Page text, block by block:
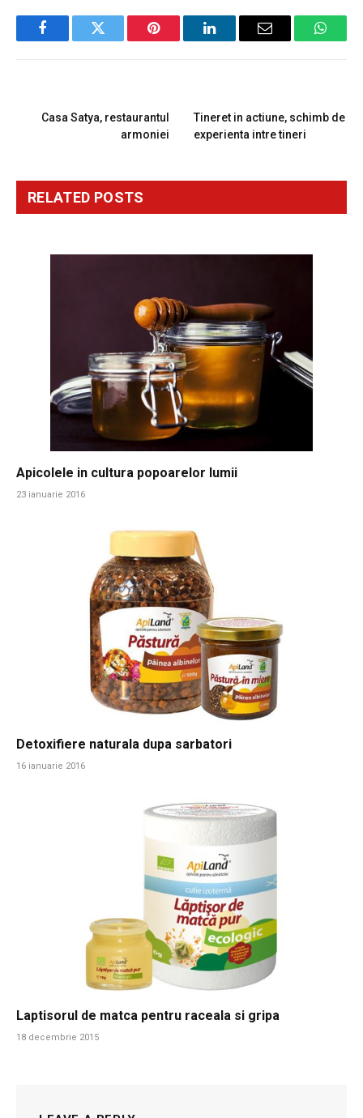
FacebookTwitter Pinterest LinkedInEmail
Casa Satya, restaurantul
armoniei
Tineret in actiune, schimb de
experienta intre tineri
RELATED POSTS
Apicolele in cultura popoarelor lumii
23 ianuarie 2016
Detoxifiere naturala dupa sarbatori
16 ianuarie 2016
Laptisorul de matca pentru raceala si gripa
18 decembrie 2015